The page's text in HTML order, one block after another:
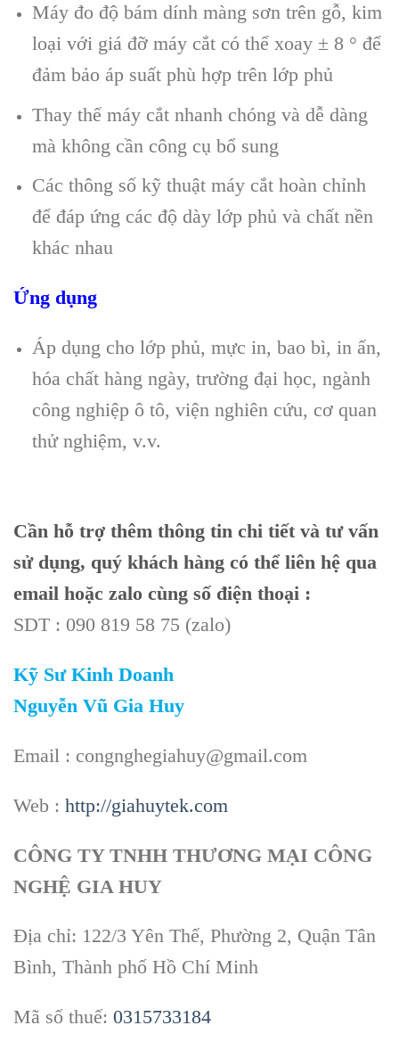
Máy đo độ bám dính màng sơn trên gỗ, kim
loại với giá đỡ máy cắt có thể xoay ± 8 ° để
đảm bảo áp suất phù hợp trên lớp phủ
Thay thế máy cắt nhanh chóng và dễ dàng
mà không cần công cụ bổ sung
Các thông số kỹ thuật máy cắt hoàn chỉnh
để đáp ứng các độ dày lớp phủ và chất nền
khác nhau
Ứng dụng
Áp dụng cho lớp phủ, mực in, bao bì, in ấn,
hóa chất hàng ngày, trường đại học, ngành
công nghiệp ô tô, viện nghiên cứu, cơ quan
thử nghiệm, v.v.
Cần hỗ trợ thêm thông tin chi tiết và tư vấn
sử dụng, quý khách hàng có thể liên hệ qua
email hoặc zalo cùng số điện thoại :
SDT : 090 819 58 75 (zalo)
Kỹ Sư Kinh Doanh
Nguyễn Vũ Gia Huy
Email : congnghegiahuy@gmail.com
Web : http://giahuytek.com
CÔNG TY TNHH THƯƠNG MẠI CÔNG
NGHỆ GIA HUY
Địa chỉ: 122/3 Yên Thế, Phường 2, Quận Tân
Bình, Thành phố Hồ Chí Minh
Mã số thuế: 0315733184